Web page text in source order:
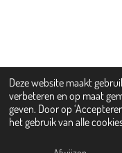
Deze website maakt
verbeteren en op maat
geven. Door op
het gebruik van alle